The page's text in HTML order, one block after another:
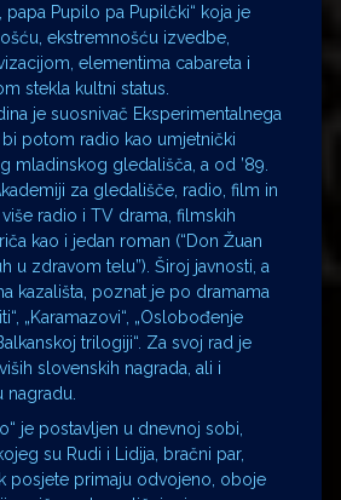
papa Pupilo pa Pupilčki“ koja je
ekstremnošću izvedbe,
elementima cabareta i
stekla kultni status.
je suosnivač Eksperimentalnega
potom radio kao umjetnički
mladinskog gledališča, a od ’89.
za gledališče, radio, film in
radio i TV drama, filmskih
kao i jedan roman (“Don Žuan
u zdravom telu”). Široj javnosti, a
kazališta, poznat je po dramama
„Karamazovi“, „Oslobođenje
trilogiji“. Za svoj rad je
slovenskih nagrada, ali i
nagradu.
je postavljen u dnevnoj sobi,
su Rudi i Lidija, bračni par,
posjete primaju odvojeno, oboje